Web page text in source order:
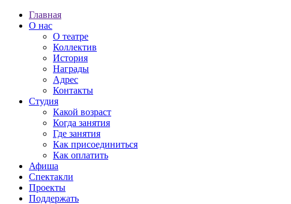
Главная
О нас
О театре
Коллектив
История
Награды
Адрес
Контакты
Студия
Какой возраст
Когда занятия
Где занятия
Как присоединиться
Как оплатить
Афиша
Спектакли
Проекты
Поддержать